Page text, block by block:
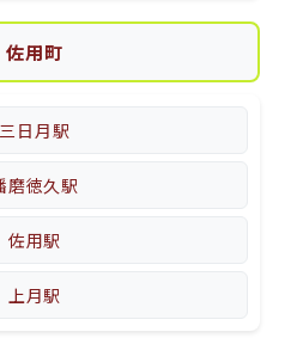
佐用町
三日月駅
磨徳久駅
佐用駅
上月駅